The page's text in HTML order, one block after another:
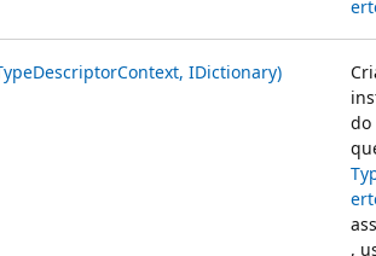
IDictionary)
do
,